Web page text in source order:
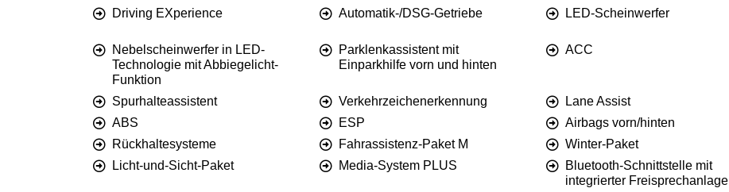
Driving EXperience Automatik-/DSG-Getriebe LED-Scheinwerfer
Nebelscheinwerfer in LED-
Technologie mit Abbiegelicht-
Funktion
Parklenkassistent mit
Einparkhilfe vorn und hinten
ACC
Spurhalteassistent Verkehrzeichenerkennung Lane Assist
ABS
ESP Airbags vorn/hinten
Rückhaltesysteme
Fahrassistenz-Paket M Winter-Paket
Licht-und-Sicht-Paket
Media-System PLUS
Bluetooth-Schnittstelle mit
integrierter Freisprechanlage